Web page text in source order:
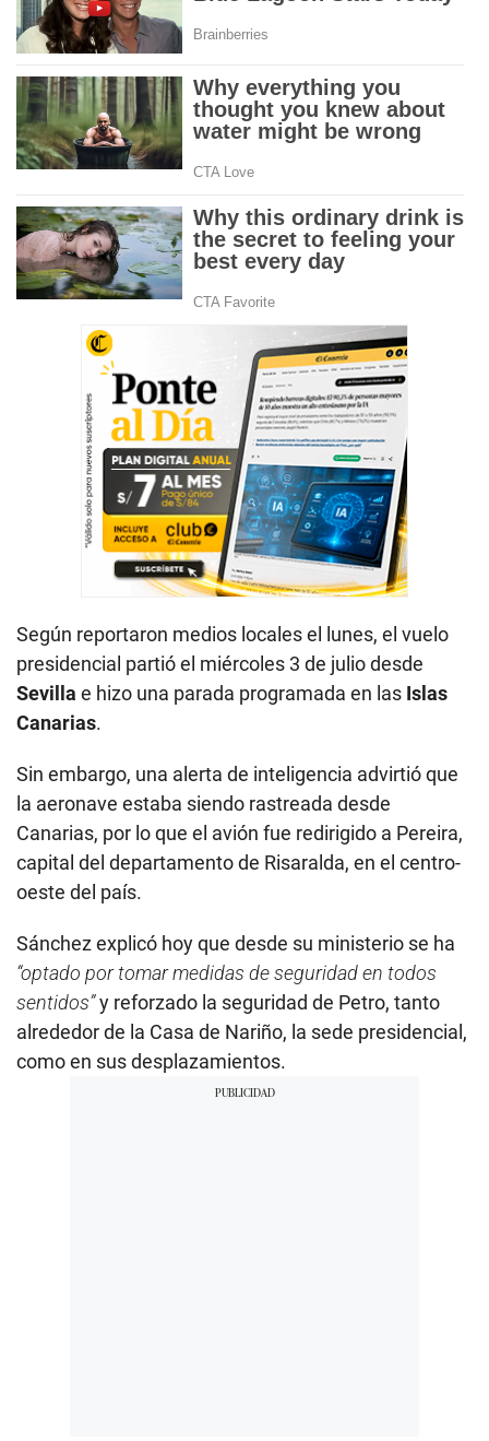
Según reportaron medios locales el lunes, el vuelo
presidencial partió el miércoles 3 de julio desde
Sevilla e hizo una parada programada en las Islas
Canarias.
Sin embargo, una alerta de inteligencia advirtió que
la aeronave estaba siendo rastreada desde
Canarias, por lo que el avión fue redirigido a Pereira,
capital del departamento de Risaralda, en el centro-
oeste del país.
Sánchez explicó hoy que desde su ministerio se ha
“optado por tomar medidas de seguridad en todos
sentidos”y reforzado la seguridad de Petro, tanto
alrededor de la Casa de Nariño, la sede presidencial,
como en sus desplazamientos.